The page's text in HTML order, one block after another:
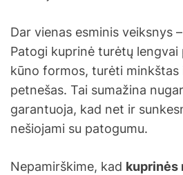
Dar vienas esminis veiksnys
Patogi kuprinė turėtų
kūno formos, turėti minkštas
petnešas. Tai sumažina
garantuoja, kad net ir
nešiojami su patogumu.
Nepamirškime, kad kuprinės